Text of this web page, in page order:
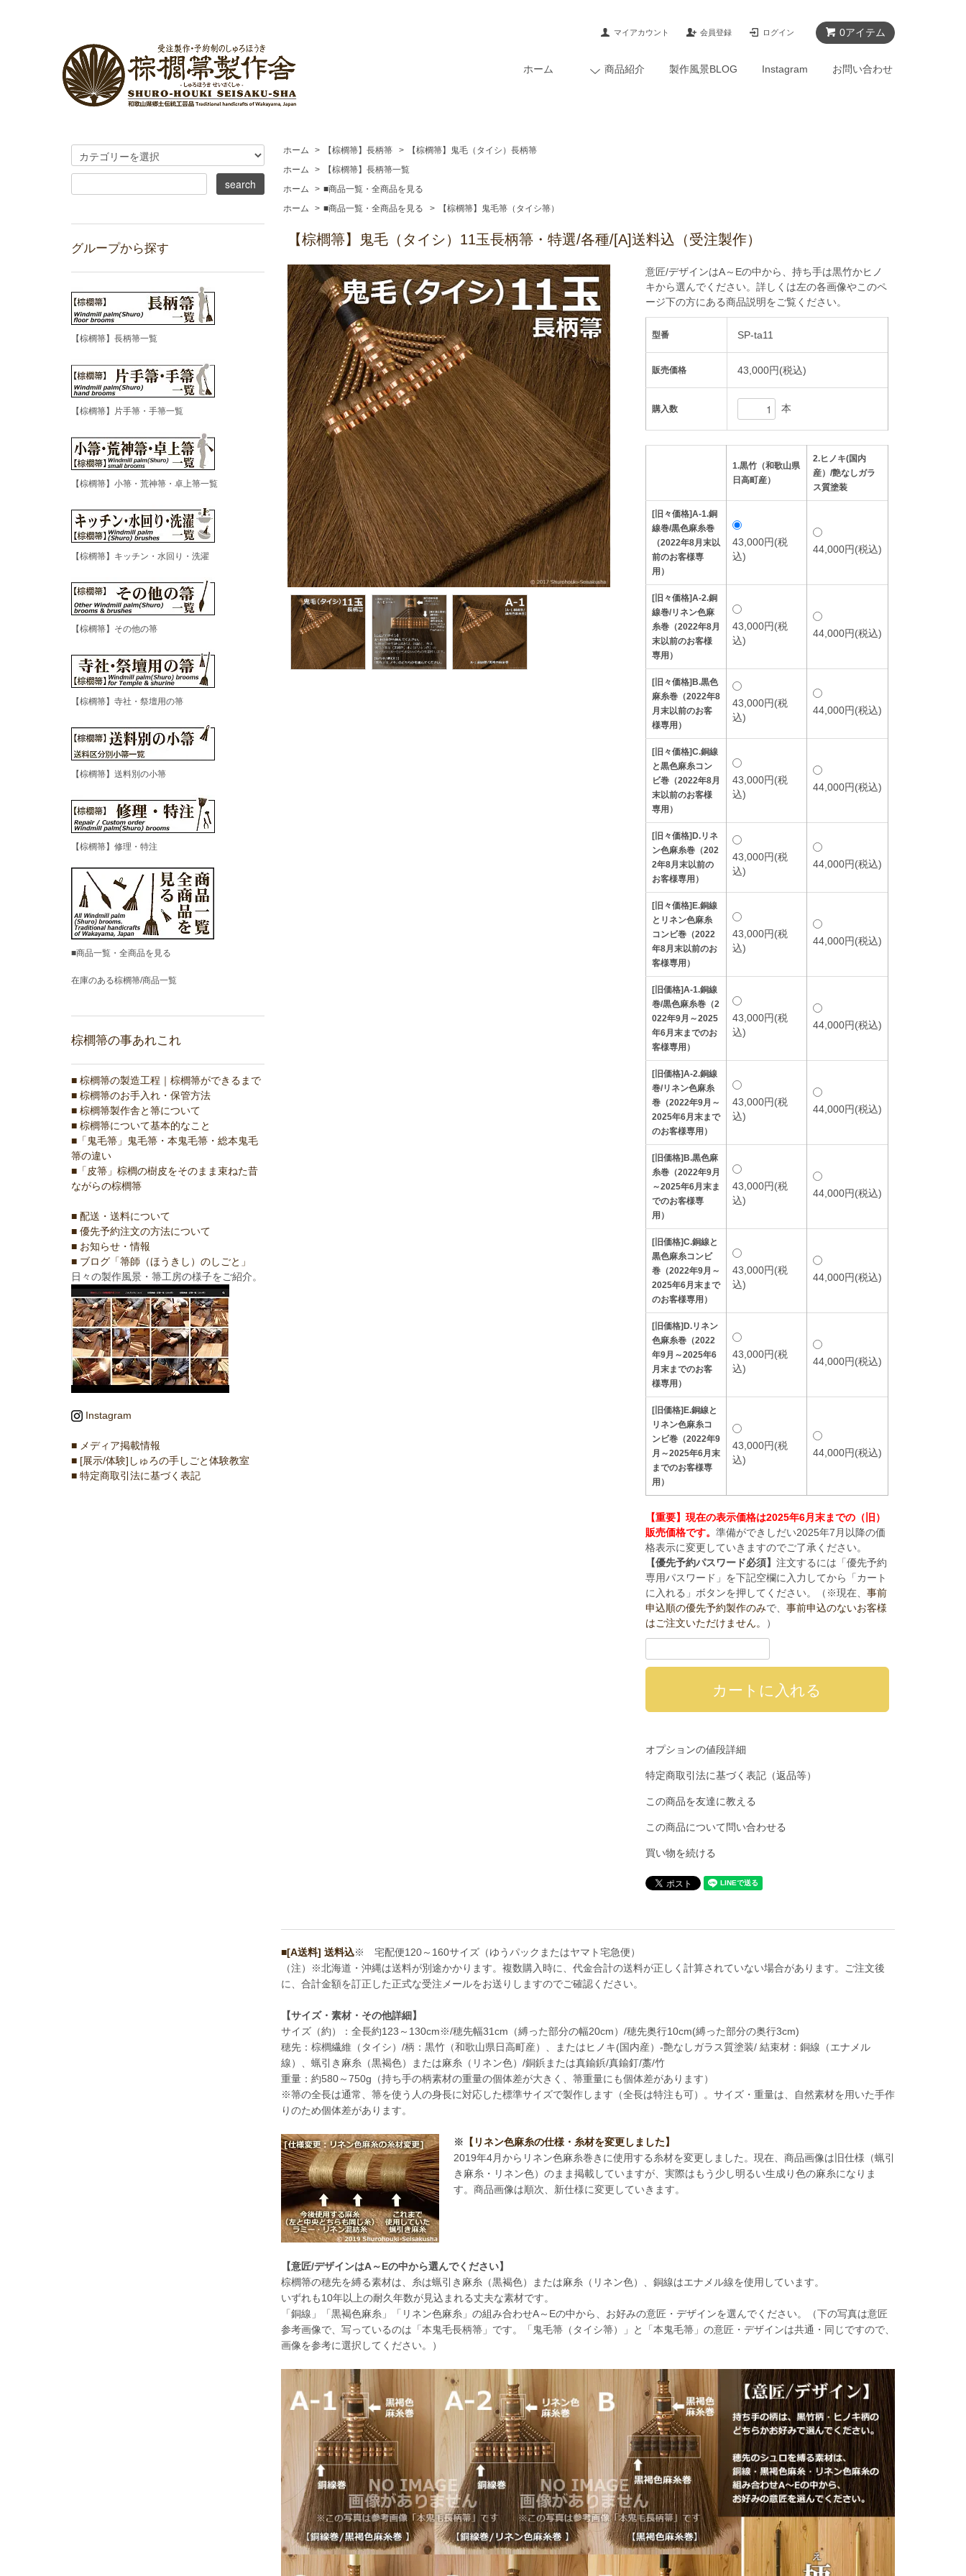
0アイテム
マイアカウント 会員登録 ログイン
ホーム 商品紹介 製作風景BLOG Instagram お問い合わせ
ホーム > 【棕櫚箒】長柄箒 >
【棕櫚箒】鬼毛（タイシ）長柄箒
ホーム
>
【棕櫚箒】長柄箒一覧
ホーム
> ■商品一覧・全商品を見る
ホーム
> ■商品一覧・全商品を見る > 【棕櫚箒】鬼毛箒（タイシ箒）
【棕櫚箒】鬼毛（タイシ）11玉長柄箒・特選/各種/[A]送料込（受注製作）
意匠/デザインはA～Eの中から、持ち手は黒竹かヒノ
キから選んでください。詳しくは左の各画像やこのペ
ージ下の方にある商品説明をご覧ください。
型番 SP-ta11
販売価格 43,000円(税込)
購入数 本
1.黒竹（和歌山県
日高町産）
2.ヒノキ(国内
産）/艶なしガラ
ス質塗装
[旧々価格]A-1.銅
線巻/黒色麻糸巻
（2022年8月末以
前のお客様専
用）
43,000円(税
込)
44,000円(税込)
[旧々価格]A-2.銅
線巻/リネン色麻
糸巻（2022年8月
末以前のお客様
専用）
43,000円(税
込)
44,000円(税込)
[旧々価格]B.黒色
麻糸巻（2022年8
月末以前のお客
様専用）
43,000円(税
込)
44,000円(税込)
[旧々価格]C.銅線
と黒色麻糸コン
ビ巻（2022年8月
末以前のお客様
専用）
43,000円(税
込)
44,000円(税込)
[旧々価格]D.リネ
ン色麻糸巻（202
2年8月末以前の
お客様専用）
43,000円(税
込)
44,000円(税込)
[旧々価格]E.銅線
とリネン色麻糸
コンビ巻（2022
年8月末以前のお
客様専用）
43,000円(税
込)
44,000円(税込)
[旧価格]A-1.銅線
巻/黒色麻糸巻（2
022年9月～2025
年6月末までのお
客様専用）
43,000円(税
込)
44,000円(税込)
[旧価格]A-2.銅線
巻/リネン色麻糸
巻（2022年9月～
2025年6月末まで
のお客様専用）
43,000円(税
込)
44,000円(税込)
[旧価格]B.黒色麻
糸巻（2022年9月
～2025年6月末ま
でのお客様専
用）
43,000円(税
込)
44,000円(税込)
[旧価格]C.銅線と
黒色麻糸コンビ
巻（2022年9月～
2025年6月末まで
のお客様専用）
43,000円(税
込)
44,000円(税込)
[旧価格]D.リネン
色麻糸巻（2022
年9月～2025年6
月末までのお客
様専用）
43,000円(税
込)
44,000円(税込)
[旧価格]E.銅線と
リネン色麻糸コ
ンビ巻（2022年9
月～2025年6月末
までのお客様専
用）
43,000円(税
込)
44,000円(税込)
【重要】現在の表示価格は2025年6月末までの（旧）
販売価格です。 準備ができしだい2025年7月以降の価
格表示に変更していきますのでご了承ください。
【優先予約パスワード必須】 注文するには「優先予約
専用パスワード」を下記空欄に入力してから「カート
に入れる」ボタンを押してください。（※現在、 事前
申込順の優先予約製作のみで、 事前申込のないお客様
はご注文いただけません。
）
オプションの値段詳細
特定商取引法に基づく表記（返品等）
この商品を友達に教える
この商品について問い合わせる
買い物を続ける
■[A送料] 送料込※ 宅配便120～160サイズ（ゆうパックまたはヤマト宅急便）
（注）※北海道・沖縄は送料が別途かかります。複数購入時に、代金合計の送料が正しく計算されていない場合があります。ご注文後
に、合計金額を訂正した正式な受注メールをお送りしますのでご確認ください。
【サイズ・素材・その他詳細】
サイズ（約）：全長約123～130cm※/穂先幅31cm（縛った部分の幅20cm）/穂先奥行10cm(縛った部分の奥行3cm)
穂先：棕櫚繊維（タイシ）/柄：黒竹（和歌山県日高町産）、またはヒノキ(国内産）-艶なしガラス質塗装/ 結束材：銅線（エナメル
線）、蝋引き麻糸（黒褐色）または麻糸（リネン色）/銅鋲または真鍮鋲/真鍮釘/藁/竹
重量：約580～750g（持ち手の柄素材の重量の個体差が大きく、箒重量にも個体差があります）
※箒の全長は通常、箒を使う人の身長に対応した標準サイズで製作します（全長は特注も可）。サイズ・重量は、自然素材を用いた手作
りのため個体差があります。
※ 【リネン色麻糸の仕様・糸材を変更しました】
2019年4月からリネン色麻糸巻きに使用する糸材を変更しました。現在、商品画像は旧仕様（蝋引
き麻糸・リネン色）のまま掲載していますが、実際はもう少し明るい生成り色の麻糸になりま
す。商品画像は順次、新仕様に変更していきます。
【意匠/デザインはA～Eの中から選んでください】
棕櫚箒の穂先を縛る素材は、糸は蝋引き麻糸（黒褐色）または麻糸（リネン色）、銅線はエナメル線を使用しています。
いずれも10年以上の耐久年数が見込まれる丈夫な素材です。
「銅線」「黒褐色麻糸」「リネン色麻糸」の組み合わせA～Eの中から、お好みの意匠・デザインを選んでください。（下の写真は意匠
参考画像で、写っているのは「本鬼毛長柄箒」です。「鬼毛箒（タイシ箒）」と「本鬼毛箒」の意匠・デザインは共通・同じですので、
画像を参考に選択してください。）
グループから探す
【棕櫚箒】長柄箒一覧
【棕櫚箒】片手箒・手箒一覧
【棕櫚箒】小箒・荒神箒・卓上箒一覧
【棕櫚箒】キッチン・水回り・洗濯
【棕櫚箒】その他の箒
【棕櫚箒】寺社・祭壇用の箒
【棕櫚箒】送料別の小箒
【棕櫚箒】修理・特注
■商品一覧・全商品を見る
在庫のある棕櫚箒/商品一覧
棕櫚箒の事あれこれ
■ 棕櫚箒の製造工程｜棕櫚箒ができるまで
■ 棕櫚箒のお手入れ・保管方法
■ 棕櫚箒製作舎と箒について
■ 棕櫚箒について基本的なこと
■「鬼毛箒」鬼毛箒・本鬼毛箒・総本鬼毛
箒の違い
■「皮箒」棕櫚の樹皮をそのまま束ねた昔
ながらの棕櫚箒
■ 配送・送料について
■ 優先予約注文の方法について
■ お知らせ・情報
■ ブログ「箒師（ほうきし）のしごと」
日々の製作風景・箒工房の様子をご紹介。
Instagram
■ メディア掲載情報
■ [展示/体験]しゅろの手しごと体験教室
■ 特定商取引法に基づく表記